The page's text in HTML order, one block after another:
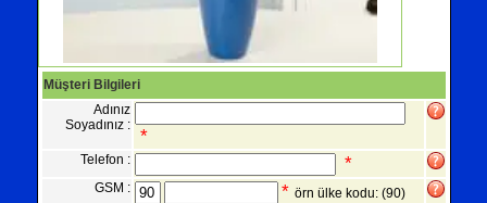
Müşteri Bilgileri
Adınız
Soyadınız :
*
Telefon : *
GSM : * örn ülke kodu: (90)